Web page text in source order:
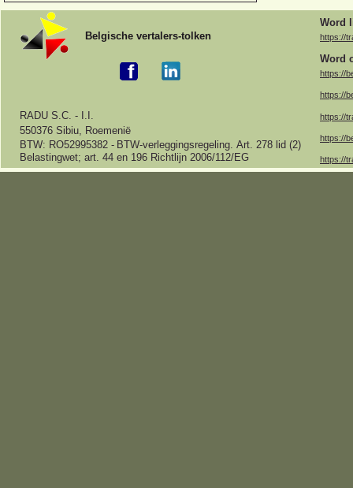
Belgische vertalers-tolken
Word
https://
Word
https://
https://
https://
https://
https://
RADU S.C. - I.I.
550376 Sibiu, Roemenië
BTW: RO52995382 - BTW-verleggingsregeling. Art. 278 lid (2)
Belastingwet; art. 44 en 196 Richtlijn 2006/112/EG